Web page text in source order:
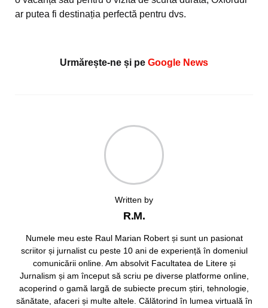
ar putea fi destinația perfectă pentru dvs.
Urmărește-ne și pe Google News
Written by
R.M.
Numele meu este Raul Marian Robert și sunt un pasionat
scriitor și jurnalist cu peste 10 ani de experiență în domeniul
comunicării online. Am absolvit Facultatea de Litere și
Jurnalism și am început să scriu pe diverse platforme online,
acoperind o gamă largă de subiecte precum știri, tehnologie,
sănătate, afaceri și multe altele. Călătorind în lumea virtuală în